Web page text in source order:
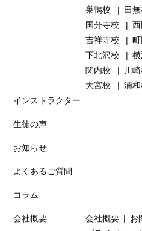
巣鴨校
田
国分寺校
吉祥寺校
下北沢校
関内校
川
大宮校
浦
インストラクター
生徒の声
お知らせ
よくあるご質問
コラム
会社概要 会社概要 お